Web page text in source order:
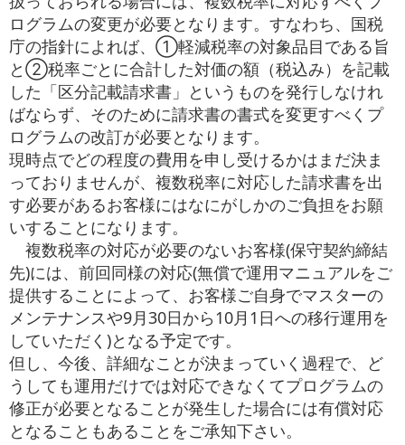
ログラムの変更が必要となります。すなわち、国税
庁の指針によれば、①軽減税率の対象品目である旨
と②税率ごとに合計した対価の額（税込み）を記載
した「区分記載請求書」というものを発行しなけれ
ばならず、そのために請求書の書式を変更すべくプ
ログラムの改訂が必要となります。
現時点でどの程度の費用を申し受けるかはまだ決ま
っておりませんが、複数税率に対応した請求書を出
す必要があるお客様にはなにがしかのご負担をお願
いすることになります。
複数税率の対応が必要のないお客様(保守契約締結
先)には、前回同様の対応(無償で運用マニュアルをご
提供することによって、お客様ご自身でマスターの
メンテナンスや9月30日から10月1日への移行運用を
していただく)となる予定です。
但し、今後、詳細なことが決まっていく過程で、ど
うしても運用だけでは対応できなくてプログラムの
修正が必要となることが発生した場合には有償対応
となることもあることをご承知下さい。